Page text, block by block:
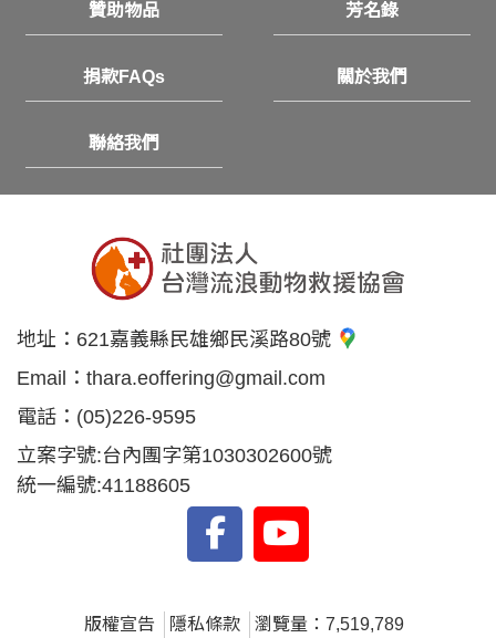
贊助物品 芳名錄
捐款FAQs 關於我們
聯絡我們
地址： 621嘉義縣民雄鄉民溪路80號
Email： thara.eoffering@gmail.com
電話： (05)226-9595
立案字號:台內團字第1030302600號
統一編號:41188605
版權宣告 隱私條款 瀏覽量：7,519,789